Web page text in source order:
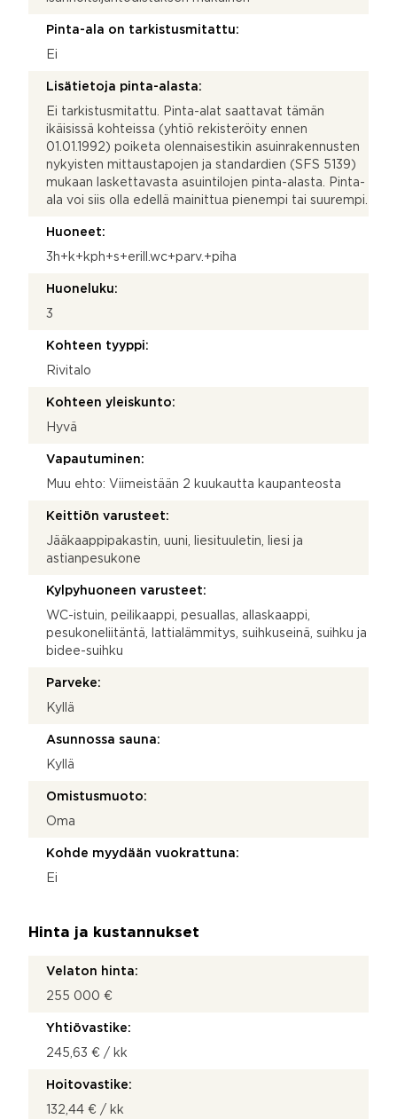
Pinta-ala on tarkistusmitattu:
Ei
Lisätietoja pinta-alasta:
Ei tarkistusmitattu. Pinta-alat saattavat tämän
ikäisissä kohteissa (yhtiö rekisteröity ennen
01.01.1992) poiketa olennaisestikin asuinrakennusten
nykyisten mittaustapojen ja standardien (SFS 5139)
mukaan laskettavasta asuintilojen pinta-alasta. Pinta-
ala voi siis olla edellä mainittua pienempi tai suurempi.
Huoneet:
3h+k+kph+s+erill.wc+parv.+piha
Huoneluku:
3
Kohteen tyyppi:
Rivitalo
Kohteen yleiskunto:
Hyvä
Vapautuminen:
Muu ehto: Viimeistään 2 kuukautta kaupanteosta
Keittiön varusteet:
Jääkaappipakastin, uuni, liesituuletin, liesi ja
astianpesukone
Kylpyhuoneen varusteet:
WC-istuin, peilikaappi, pesuallas, allaskaappi,
pesukoneliitäntä, lattialämmitys, suihkuseinä, suihku ja
bidee-suihku
Parveke:
Kyllä
Asunnossa sauna:
Kyllä
Omistusmuoto:
Oma
Kohde myydään vuokrattuna:
Ei
Hinta ja kustannukset
Velaton hinta:
255 000 €
Yhtiövastike:
245,63 € / kk
Hoitovastike:
132,44 € / kk